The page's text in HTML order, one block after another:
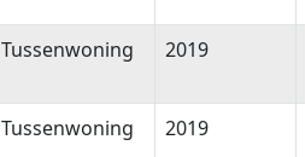
Tussenwoning 2019
Tussenwoning 2019